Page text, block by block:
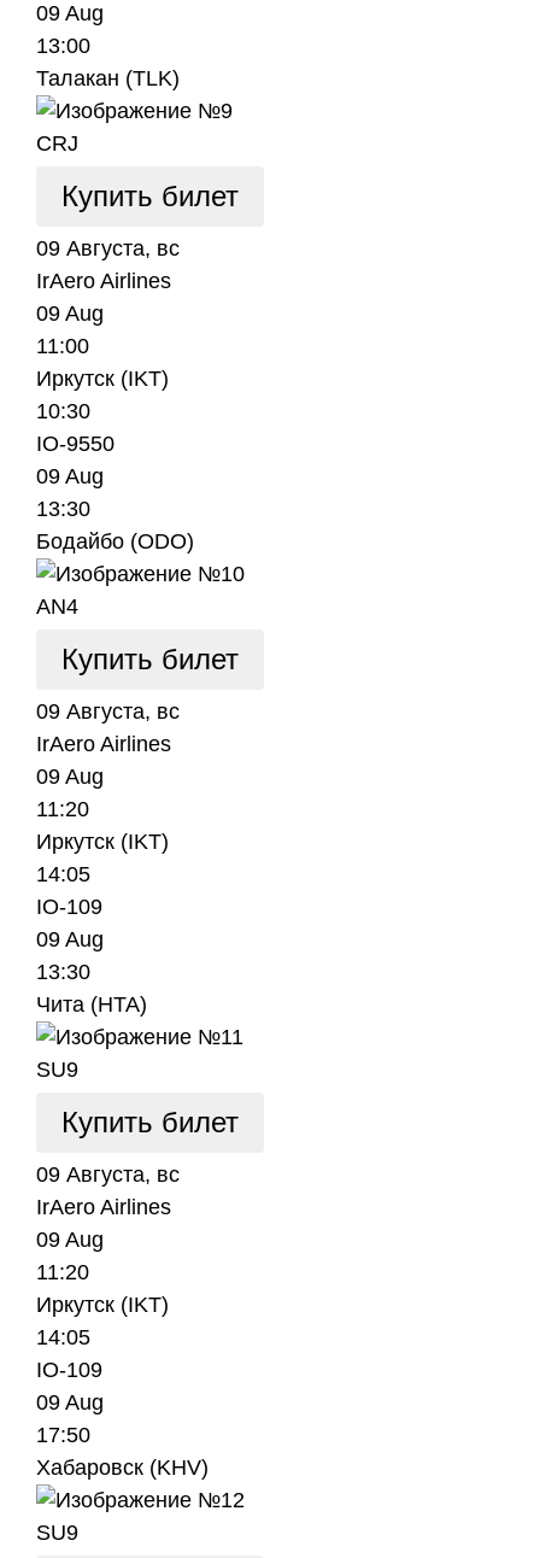
09 Aug
13:00
Талакан (TLK)
CRJ
Купить билет
09 Августа, вс
IrAero Airlines
09 Aug
11:00
Иркутск (IKT)
10:30
IO-9550
09 Aug
13:30
Бодайбо (ODO)
AN4
Купить билет
09 Августа, вс
IrAero Airlines
09 Aug
11:20
Иркутск (IKT)
14:05
IO-109
09 Aug
13:30
Чита (HTA)
SU9
Купить билет
09 Августа, вс
IrAero Airlines
09 Aug
11:20
Иркутск (IKT)
14:05
IO-109
09 Aug
17:50
Хабаровск (KHV)
SU9